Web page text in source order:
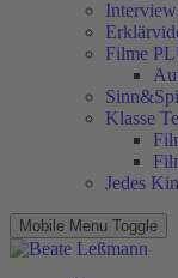
Filme
Klasse
Jedes
Mobile Menu Toggle